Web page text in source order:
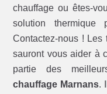
chauffage ou êtes-
solution
Contactez-nous ! Les
sauront vous aider à
partie des
chauffage Marnans.